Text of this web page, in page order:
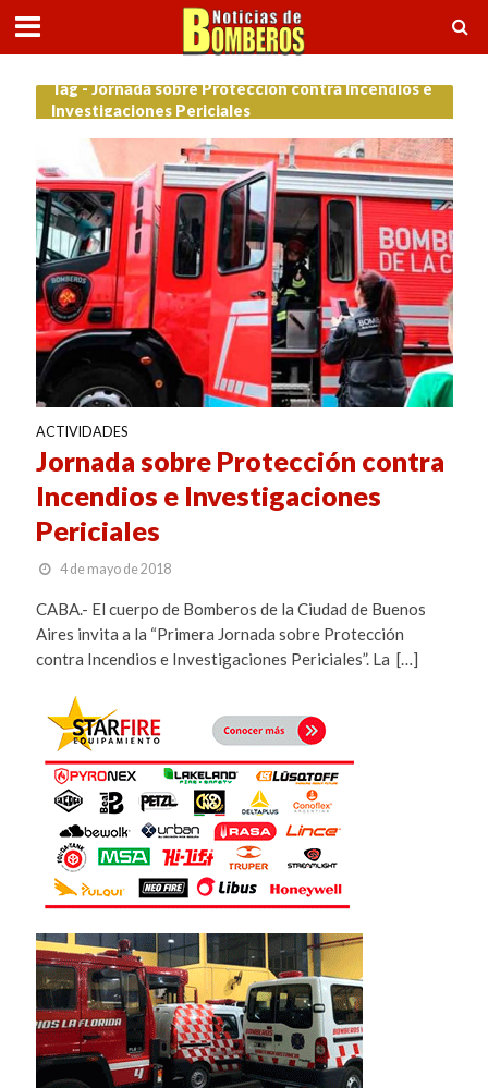
Tag - Jornada sobre Protección contra Incendios e
Investigaciones Periciales
ACTIVIDADES
Jornada sobre Protección contra
Incendios e Investigaciones
Periciales
4 de mayo de 2018
CABA.- El cuerpo de Bomberos de la Ciudad de Buenos
Aires invita a la “Primera Jornada sobre Protección
contra Incendios e Investigaciones Periciales”. La […]